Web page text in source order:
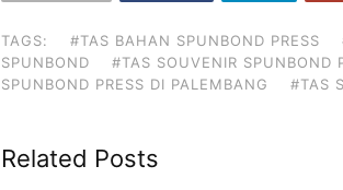
TAGS: #TAS BAHAN SPUNBOND PRESS
SPUNBOND
#TAS SOUVENIR SPUNBOND
SPUNBOND PRESS DI PALEMBANG
#TAS
Related Posts